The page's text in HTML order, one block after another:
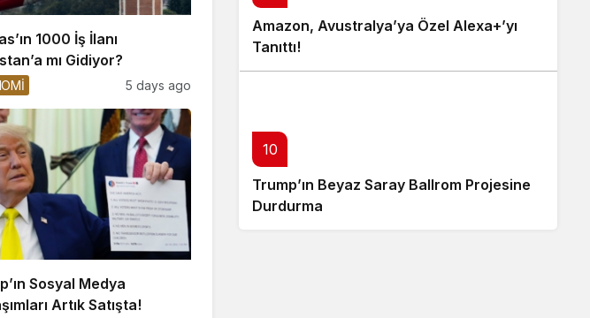
1000 İş İlanı
mı Gidiyor?
5 days ago
Sosyal Medya
Artık Satışta!
Amazon, Avustralya’ya Özel Alexa+’yı
Tanıttı!
10
Trump’ın Beyaz Saray Ballrom Projesine
Durdurma